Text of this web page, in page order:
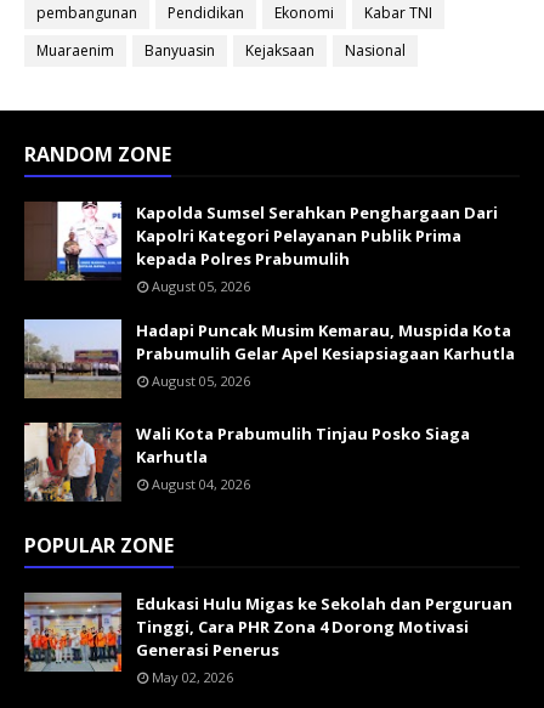
pembangunan
Pendidikan Ekonomi
Kabar TNI
Muaraenim
Banyuasin Kejaksaan Nasional
RANDOM ZONE
Kapolda Sumsel Serahkan Penghargaan Dari
Kapolri Kategori Pelayanan Publik Prima
kepada Polres Prabumulih
August 05, 2026
Hadapi Puncak Musim Kemarau, Muspida Kota
Prabumulih Gelar Apel Kesiapsiagaan Karhutla
August 05, 2026
Wali Kota Prabumulih Tinjau Posko Siaga
Karhutla
August 04, 2026
POPULAR ZONE
Edukasi Hulu Migas ke Sekolah dan Perguruan
Tinggi, Cara PHR Zona 4 Dorong Motivasi
Generasi Penerus
May 02, 2026